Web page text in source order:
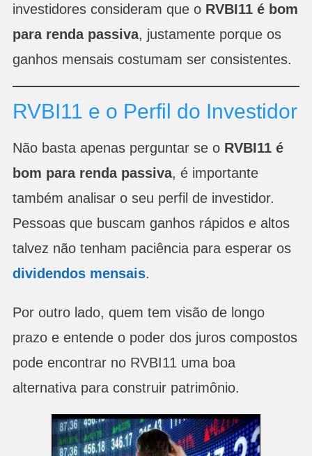
investidores consideram que o RVBI11 é bom
para renda passiva, justamente porque os
ganhos mensais costumam ser consistentes.
RVBI11 e o Perfil do Investidor
Não basta apenas perguntar se o RVBI11 é
bom para renda passiva, é importante
também analisar o seu perfil de investidor.
Pessoas que buscam ganhos rápidos e altos
talvez não tenham paciência para esperar os
dividendos mensais.
Por outro lado, quem tem visão de longo
prazo e entende o poder dos juros compostos
pode encontrar no RVBI11 uma boa
alternativa para construir patrimônio.